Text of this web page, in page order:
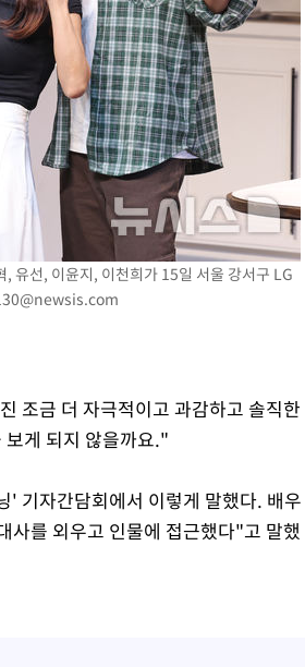
유선, 이윤지, 이천희가 15일 서울 강서구 LG
조금 더 자극적이고 과감하고 솔직한
게 되지 않을까요."
' 기자간담회에서 이렇게 말했다. 배우
사를 외우고 인물에 접근했다"고 말했